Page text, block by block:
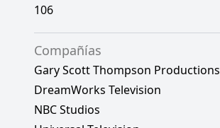
106
Compañías
Gary Scott Thompson Productions
DreamWorks Television
NBC Studios